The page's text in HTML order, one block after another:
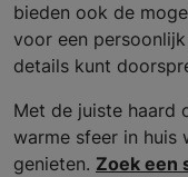
bieden ook de
voor een
details kunt
Met de juiste haard
warme sfeer in huis
genieten. Zoek een